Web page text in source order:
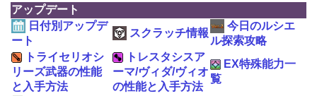
アップデート
日付別アップデ
ート
スクラッチ情報
今日のルシエ
ル探索攻略
トライセリオシ
リーズ武器の性能
と入手方法
トレスタシスア
ーマ/ヴィダ/ヴィオ
の性能と入手方法
EX特殊能力一
覧